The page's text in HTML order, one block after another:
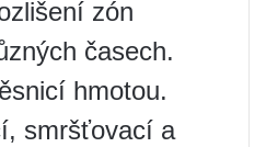
zón
časech.
hmotou.
smršťovací a